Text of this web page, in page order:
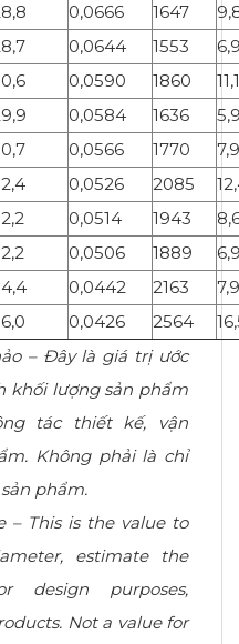
0,0666 1647
0,0644 1553
0,0590 1860
11,1
0,0584 1636
0,0566 1770
7,9
0,0526 2085
0,0514 1943
0,0506 1889
0,0442 2163
7,9
0,0426 2564
– Đây là giá trị ước
khối lượng sản phẩm
tác thiết kế, vận
Không phải là chỉ
phẩm.
– This is the value to
estimate the
design purposes,
Not a value for